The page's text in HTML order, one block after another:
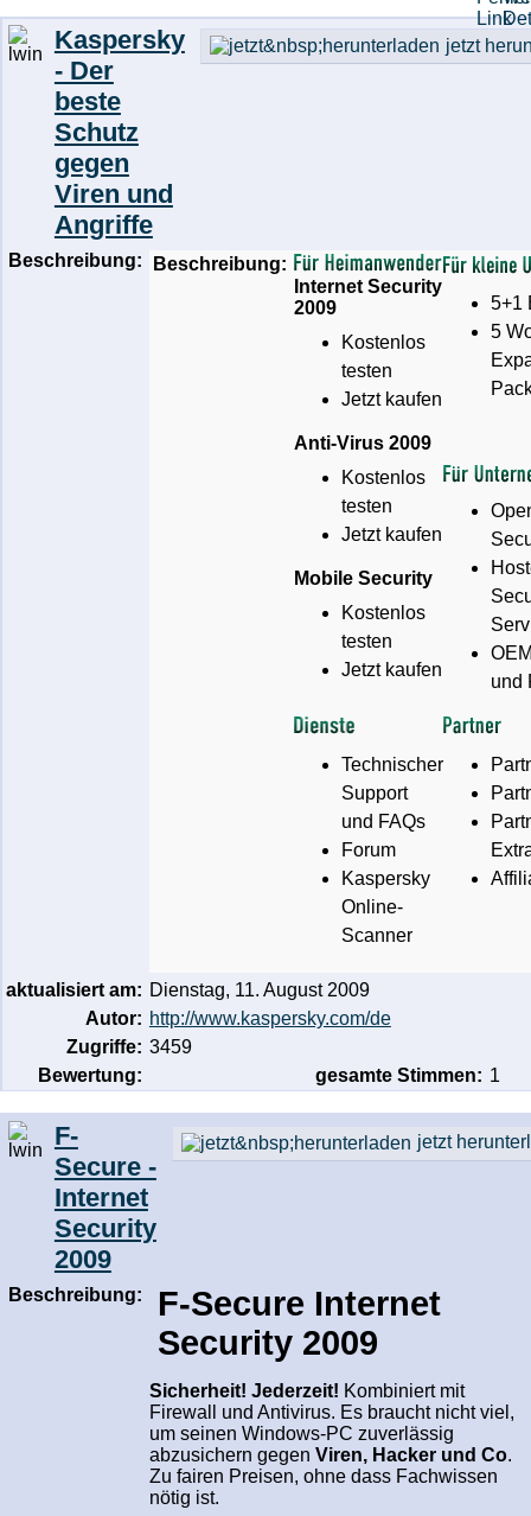
Kaspersky
- Der
beste
Schutz
gegen
Viren und
Angriffe
jetzt
Beschreibung:
Beschreibung:
Internet Security
2009
Kostenlos
testen
Jetzt kaufen
Anti-Virus 2009
Kostenlos
testen
Jetzt kaufen
Mobile Security
Kostenlos
testen
Jetzt kaufen
5+1
5
und
Technischer
Support
und FAQs
Forum
Kaspersky
Online-
Scanner
aktualisiert am: Dienstag, 11. August 2009
Autor: http://www.kaspersky.com/de
Zugriffe: 3459
Bewertung:
gesamte Stimmen: 1
F-
Secure -
Internet
Security
2009
jetzt
Beschreibung:
F-Secure Internet
Security 2009
Sicherheit! Jederzeit! Kombiniert mit
Firewall und Antivirus. Es braucht nicht viel,
um seinen Windows-PC zuverlässig
abzusichern gegen Viren, Hacker und Co.
Zu fairen Preisen, ohne dass Fachwissen
nötig ist.